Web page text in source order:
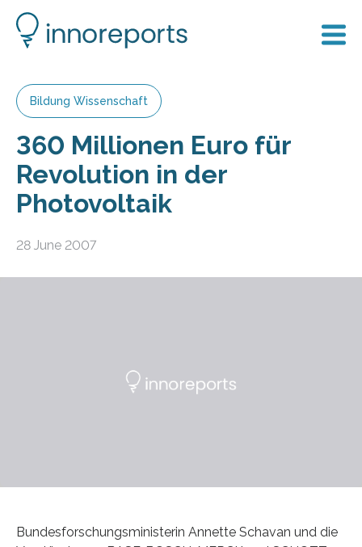
Bildung Wissenschaft
360 Millionen Euro für
Revolution in der
Photovoltaik
28 June 2007
Bundesforschungsministerin Annette Schavan und die